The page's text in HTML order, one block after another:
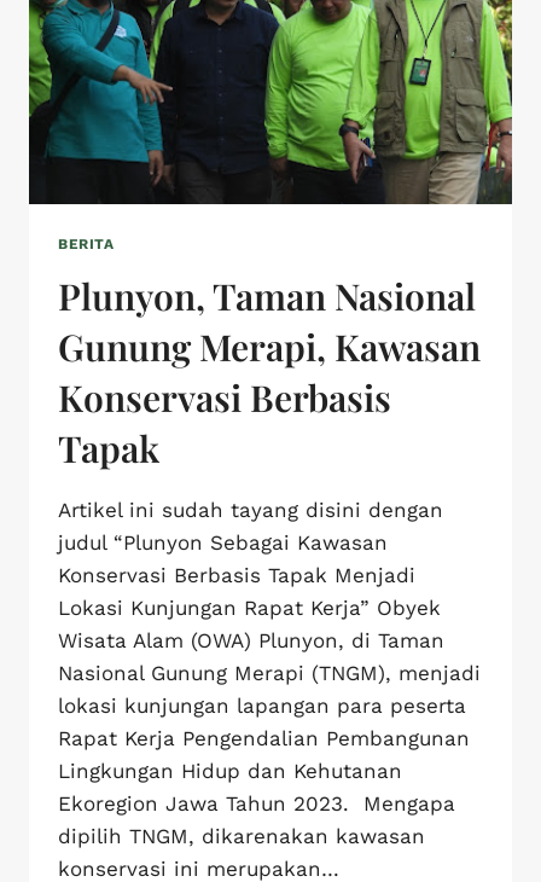
BERITA
Plunyon, Taman Nasional
Gunung Merapi, Kawasan
Konservasi Berbasis
Tapak
Artikel ini sudah tayang disini dengan
judul “Plunyon Sebagai Kawasan
Konservasi Berbasis Tapak Menjadi
Lokasi Kunjungan Rapat Kerja” Obyek
Wisata Alam (OWA) Plunyon, di Taman
Nasional Gunung Merapi (TNGM), menjadi
lokasi kunjungan lapangan para peserta
Rapat Kerja Pengendalian Pembangunan
Lingkungan Hidup dan Kehutanan
Ekoregion Jawa Tahun 2023. Mengapa
dipilih TNGM, dikarenakan kawasan
konservasi ini merupakan…